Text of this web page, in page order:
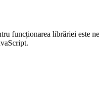
funcționarea librăriei este